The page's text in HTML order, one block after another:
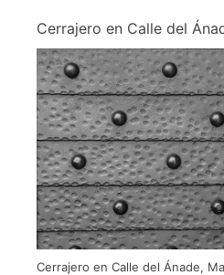
Cerrajero en Calle del
Cerrajero en Calle del Ánade,